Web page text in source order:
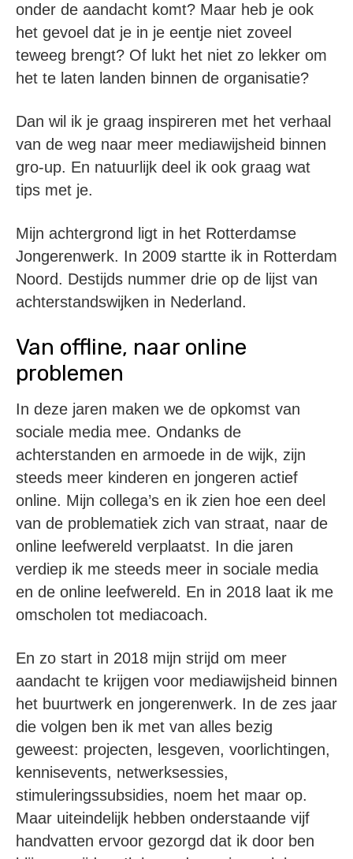
onder de aandacht komt? Maar heb je ook
het gevoel dat je in je eentje niet zoveel
teweeg brengt? Of lukt het niet zo lekker om
het te laten landen binnen de organisatie?
Dan wil ik je graag inspireren met het verhaal
van de weg naar meer mediawijsheid binnen
gro-up. En natuurlijk deel ik ook graag wat
tips met je.
Mijn achtergrond ligt in het Rotterdamse
Jongerenwerk. In 2009 startte ik in Rotterdam
Noord. Destijds nummer drie op de lijst van
achterstandswijken in Nederland.
Van offline, naar online
problemen
In deze jaren maken we de opkomst van
sociale media mee. Ondanks de
achterstanden en armoede in de wijk, zijn
steeds meer kinderen en jongeren actief
online. Mijn collega’s en ik zien hoe een deel
van de problematiek zich van straat, naar de
online leefwereld verplaatst. In die jaren
verdiep ik me steeds meer in sociale media
en de online leefwereld. En in 2018 laat ik me
omscholen tot mediacoach.
En zo start in 2018 mijn strijd om meer
aandacht te krijgen voor mediawijsheid binnen
het buurtwerk en jongerenwerk. In de zes jaar
die volgen ben ik met van alles bezig
geweest: projecten, lesgeven, voorlichtingen,
kennisevents, netwerksessies,
stimuleringssubsidies, noem het maar op.
Maar uiteindelijk hebben onderstaande vijf
handvatten ervoor gezorgd dat ik door ben